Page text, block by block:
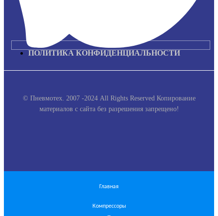
ПОЛИТИКА КОНФИДЕНЦИАЛЬНОСТИ
© Пневмотех. 2007 -2024 All Rights Reserved Копирование
материалов с сайта без разрешения запрещено!
Главная
Компрессоры